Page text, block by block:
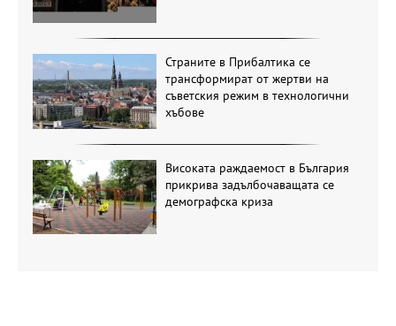
Страните в Прибалтика се
трансформират от жертви на
съветския режим в технологични
хъбове
Високата раждаемост в България
прикрива задълбочаващата се
демографска криза